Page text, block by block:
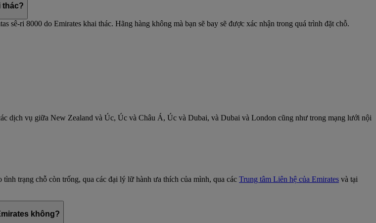
thác?
sê-ri 8000 do Emirates khai thác. Hãng hàng không mà bạn sẽ bay sẽ được xác nhận trong quá trình đặt chỗ.
dịch vụ giữa New Zealand và Úc, Úc và Châu Á, Úc và Dubai, và Dubai và London cũng như trong mạng lưới nội
trạng chỗ còn trống, qua các đại lý lữ hành ưa thích của mình, qua các Trung tâm Liên hệ của Emirates và tại
không?